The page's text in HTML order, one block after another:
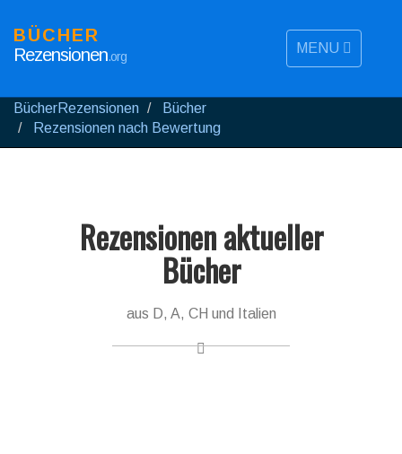
MENU
BÜCHER
Rezensionen.org
BücherRezensionen
Bücher
Rezensionen nach Bewertung
Rezensionen aktueller
Bücher
aus D, A, CH und Italien